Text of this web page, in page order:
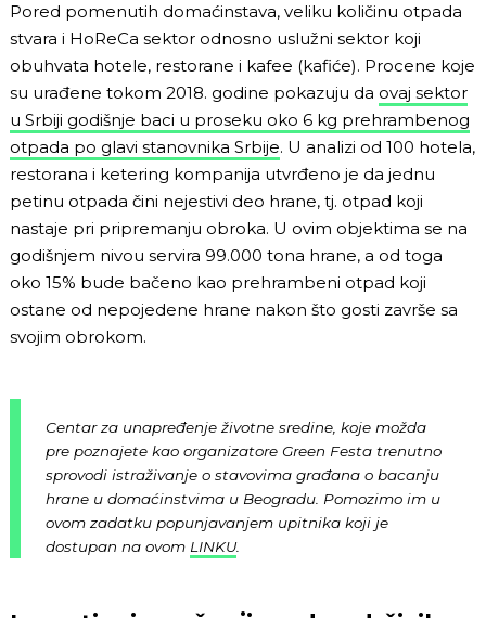
Pored pomenutih domaćinstava, veliku količinu otpada
stvara i HoReCa sektor odnosno uslužni sektor koji
obuhvata hotele, restorane i kafee (kafiće). Procene koje
su urađene tokom 2018. godine pokazuju da ovaj sektor
u Srbiji godišnje baci u proseku oko 6 kg prehrambenog
otpada po glavi stanovnika Srbije. U analizi od 100 hotela,
restorana i ketering kompanija utvrđeno je da jednu
petinu otpada čini nejestivi deo hrane, tj. otpad koji
nastaje pri pripremanju obroka. U ovim objektima se na
godišnjem nivou servira 99.000 tona hrane, a od toga
oko 15% bude bačeno kao prehrambeni otpad koji
ostane od nepojedene hrane nakon što gosti završe sa
svojim obrokom.
Centar za unapređenje životne sredine, koje možda
pre poznajete kao organizatore Green Festa trenutno
sprovodi istraživanje o stavovima građana o bacanju
hrane u domaćinstvima u Beogradu. Pomozimo im u
ovom zadatku popunjavanjem upitnika koji je
dostupan na ovom LINKU.